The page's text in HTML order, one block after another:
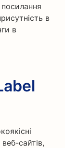
в
в
сайтів,